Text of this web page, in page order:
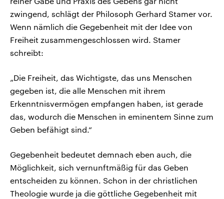
zwingend, schlägt der Philosoph Gerhard Stamer vor.
Wenn nämlich die Gegebenheit mit der Idee von
Freiheit zusammengeschlossen wird. Stamer
schreibt:
„Die Freiheit, das Wichtigste, das uns Menschen
gegeben ist, die alle Menschen mit ihrem
Erkenntnisvermögen empfangen haben, ist gerade
das, wodurch die Menschen in eminentem Sinne zum
Geben befähigt sind.“
Gegebenheit bedeutet demnach eben auch, die
Möglichkeit, sich vernunftmäßig für das Geben
entscheiden zu können. Schon in der christlichen
Theologie wurde ja die göttliche Gegebenheit mit